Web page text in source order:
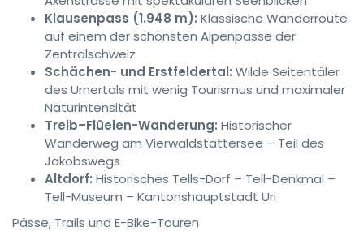
Klausenpass (1.948 m): Klassische Wanderroute
auf einem der schönsten Alpenpässe der
Zentralschweiz
Schächen- und Erstfeldertal: Wilde Seitentäler
des Urnertals mit wenig Tourismus und maximaler
Naturintensität
Treib–Flüelen-Wanderung: Historischer
Wanderweg am Vierwaldstättersee – Teil des
Jakobswegs
Altdorf: Historisches Tells-Dorf – Tell-Denkmal –
Tell-Museum – Kantonshauptstadt Uri
Pässe, Trails und E-Bike-Touren